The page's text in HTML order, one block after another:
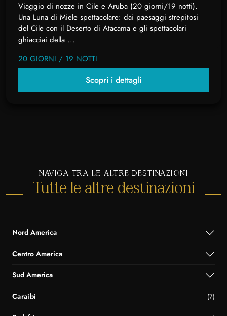
Viaggio di nozze in Cile e Aruba (20 giorni/19 notti).
Una Luna di Miele spettacolare: dai paesaggi strepitosi
del Cile con il Deserto di Atacama e gli spettacolari
ghiacciai della ...
20 GIORNI / 19 NOTTI
Scopri i dettagli
NAVIGA TRA LE ALTRE DESTINAZIONI
Tutte le altre destinazioni
Nord America
Centro America
Sud America
Caraibi (7)